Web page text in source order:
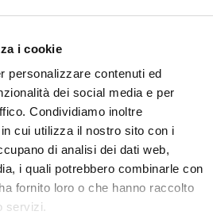
i cookie
personalizzare contenuti ed
dei social media e per
Condividiamo inoltre
cui utilizza il nostro sito con i
di analisi dei dati web,
i quali potrebbero combinarle con
fornito loro o che hanno raccolto
servizi.